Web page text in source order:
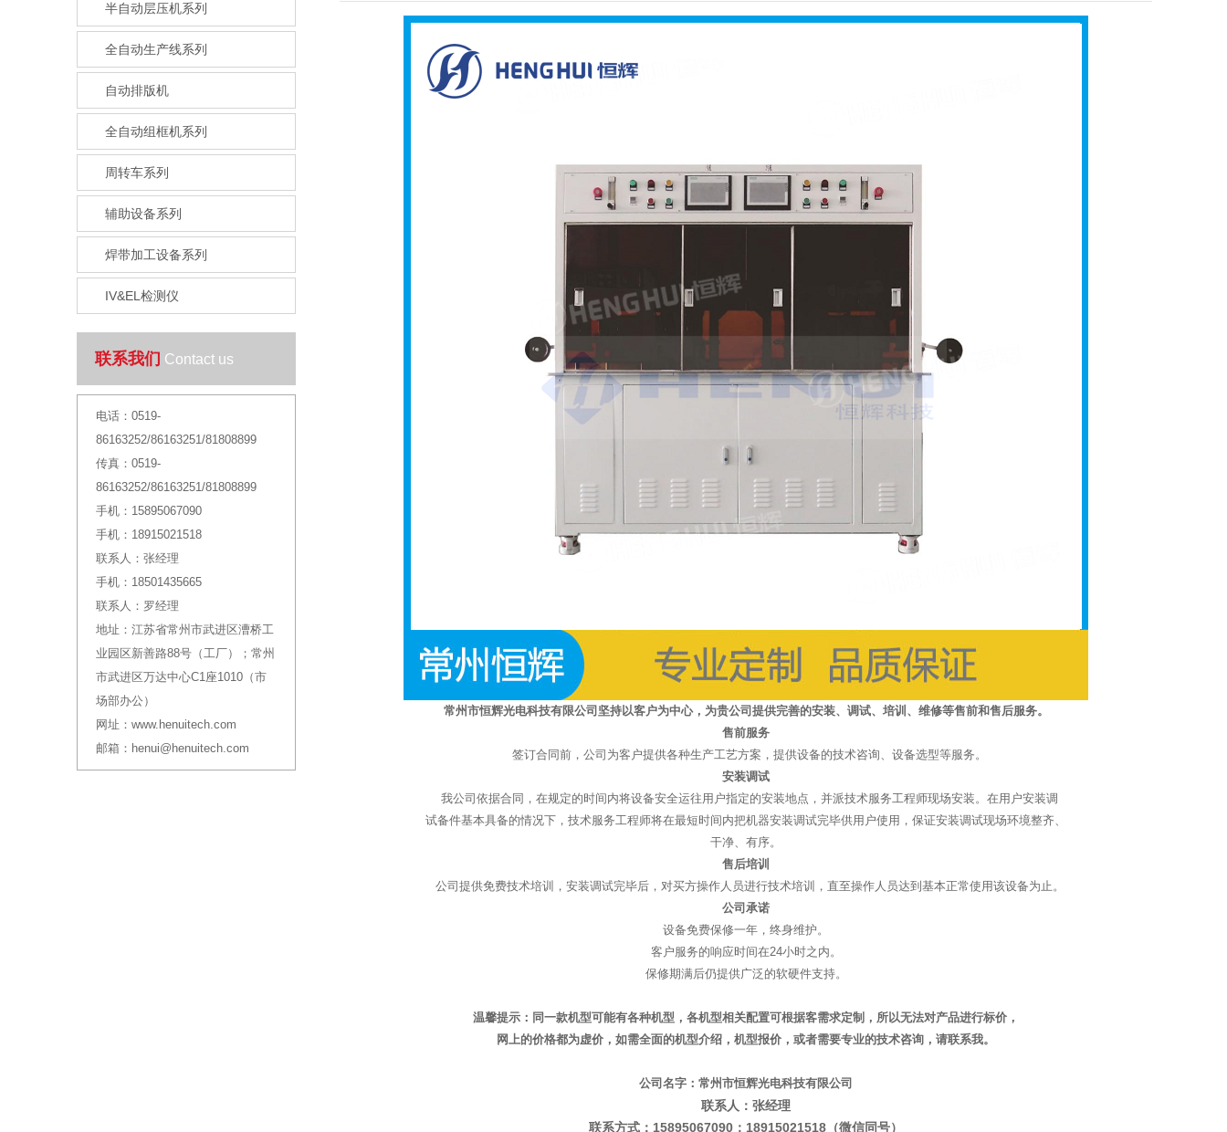
半自动层压机系列
全自动生产线系列
自动排版机
全自动组框机系列
周转车系列
辅助设备系列
焊带加工设备系列
IV&EL检测仪
联系我们 Contact us
电话： 0519-
86163252/86163251/81808899
传真： 0519-
86163252/86163251/81808899
手机： 15895067090
手机： 18915021518
联系人： 张经理
手机： 18501435665
联系人： 罗经理
地址： 江苏省常州市武进区漕桥工
业园区新善路88号（工厂）；常州
市武进区万达中心C1座1010（市
场部办公）
网址： www.henuitech.com
邮箱： henui@henuitech.com
常州市恒辉光电科技有限公司坚持以客户为中心，为贵公司提供完善的安装、调试、培训、维修等售前和售后服务。
售前服务
签订合同前，公司为客户提供各种生产工艺方案，提供设备的技术咨询、设备选型等服务。
安装调试
我公司依据合同，在规定的时间内将设备安全运往用户指定的安装地点，并派技术服务工程师现场安装。在用户安装调
试备件基本具备的情况下，技术服务工程师将在最短时间内把机器安装调试完毕供用户使用，保证安装调试现场环境整齐、
干净、有序。
售后培训
公司提供免费技术培训，安装调试完毕后，对买方操作人员进行技术培训，直至操作人员达到基本正常使用该设备为止。
公司承诺
设备免费保修一年，终身维护。
客户服务的响应时间在24小时之内。
保修期满后仍提供广泛的软硬件支持。
温馨提示：同一款机型可能有各种机型，各机型相关配置可根据客需求定制，所以无法对产品进行标价，
网上的价格都为虚价，如需全面的机型介绍，机型报价，或者需要专业的技术咨询，请联系我。
公司名字：常州市恒辉光电科技有限公司
联系人：张经理
联系方式：15895067090；18915021518（微信同号）